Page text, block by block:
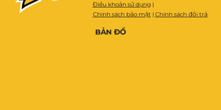
Điều khoản sử dụng |
Chính sách bảo mật | Chính sách đổi trả
BẢN ĐỒ